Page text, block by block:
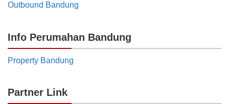
Outbound Bandung
Info Perumahan Bandung
Property Bandung
Partner Link